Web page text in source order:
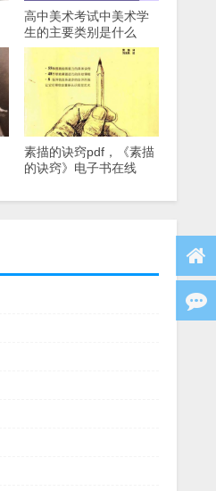
高中美术考试中美术学
生的主要类别是什么
素描的诀窍pdf，《素描
的诀窍》电子书在线